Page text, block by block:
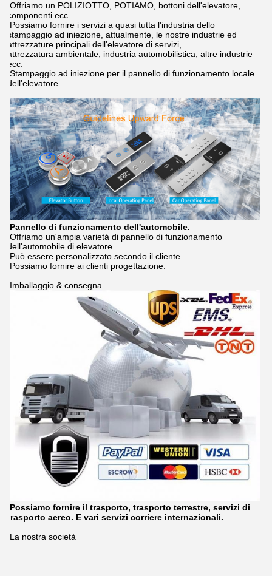
Offriamo un POLIZIOTTO, POTIAMO, bottoni dell'elevatore,
componenti ecc.
Possiamo fornire i servizi a quasi tutta l'industria dello
stampaggio ad iniezione, attualmente, le nostre industrie ed
attrezzature principali dell'elevatore di servizi,
attrezzatura ambientale, industria automobilistica, altre industrie
ecc.
Stampaggio ad iniezione per il pannello di funzionamento locale
dell'elevatore
Pannello di funzionamento dell'automobile.
Offriamo un'ampia varietà di pannello di funzionamento
dell'automobile di elevatore.
Può essere personalizzato secondo il cliente.
Possiamo fornire ai clienti progettazione.
Imballaggio & consegna
Possiamo fornire il trasporto, trasporto terrestre, servizi di
trasporto aereo. E vari servizi corriere internazionali.
La nostra società